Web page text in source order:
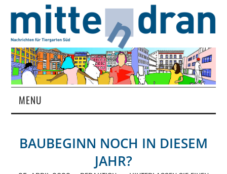
MENU
MAGAZIN
BAUBEGINN NOCH IN DIESEM
JAHR?